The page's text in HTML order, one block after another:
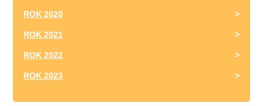
ROK 2020
ROK 2021
ROK 2022
ROK 2023